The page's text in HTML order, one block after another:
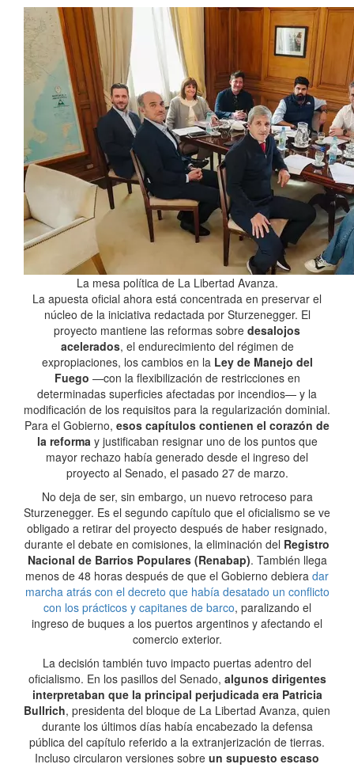
La mesa política de La Libertad Avanza.
La apuesta oficial ahora está concentrada en preservar el
núcleo de la iniciativa redactada por Sturzenegger. El
proyecto mantiene las reformas sobre desalojos
acelerados, el endurecimiento del régimen de
expropiaciones, los cambios en laLey de Manejo del
Fuego —con la flexibilización de restricciones en
determinadas superficies afectadas por incendios— y la
modificación de los requisitos para la regularización dominial.
Para el Gobierno, esos capítulos contienen el corazón de
la reforma y justificaban resignar uno de los puntos que
mayor rechazo había generado desde el ingreso del
proyecto al Senado, el pasado 27 de marzo.
No deja de ser, sin embargo, un nuevo retroceso para
Sturzenegger. Es el segundo capítulo que el oficialismo se ve
obligado a retirar del proyecto después de haber resignado,
durante el debate en comisiones, la eliminación del Registro
Nacional de Barrios Populares (Renabap). También llega
menos de 48 horas después de que el Gobierno debiera dar
marcha atrás con el decreto que había desatado un conflicto
con los prácticos y capitanes de barco, paralizando el
ingreso de buques a los puertos argentinos y afectando el
comercio exterior.
La decisión también tuvo impacto puertas adentro del
oficialismo. En los pasillos del Senado, algunos dirigentes
interpretaban que la principal perjudicada era Patricia
Bullrich, presidenta del bloque de La Libertad Avanza, quien
durante los últimos días había encabezado la defensa
pública del capítulo referido a la extranjerización de tierras.
Incluso circularon versiones sobre un supuesto escaso